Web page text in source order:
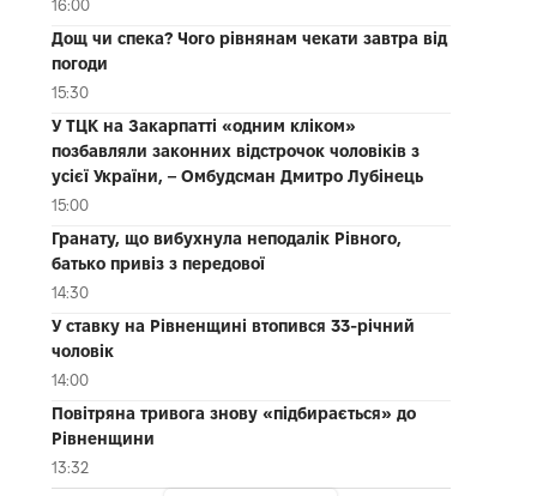
16:00
Дощ чи спека? Чого рівнянам чекати завтра від
погоди
15:30
У ТЦК на Закарпатті «одним кліком»
позбавляли законних відстрочок чоловіків з
усієї України, – Омбудсман Дмитро Лубінець
15:00
Гранату, що вибухнула неподалік Рівного,
батько привіз з передової
14:30
У ставку на Рівненщині втопився 33-річний
чоловік
14:00
Повітряна тривога знову «підбирається» до
Рівненщини
13:32